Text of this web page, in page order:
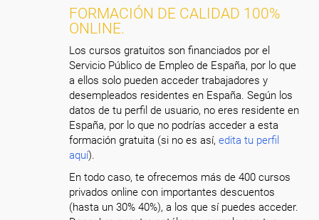
FORMACIÓN DE CALIDAD 100%
ONLINE.
Los cursos gratuitos son financiados por el
Servicio Público de Empleo de España, por lo que
a ellos solo pueden acceder trabajadores y
desempleados residentes en España. Según los
datos de tu perfil de usuario, no eres residente en
España, por lo que no podrías acceder a esta
formación gratuita (si no es así,edita tu perfil
aquí).
En todo caso, te ofrecemos más de 400 cursos
privados online con importantes descuentos
(hasta un 30% 40%), a los que sí puedes acceder.